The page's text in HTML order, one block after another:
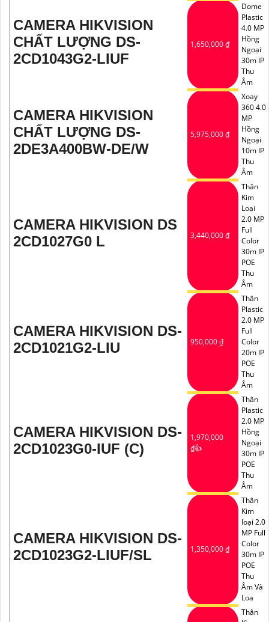
CAMERA HIKVISION
CHẤT LƯỢNG DS-
2CD1043G2-LIUF
1,650,000 ₫
Dome
Plastic
4.0 MP
Hồng
Ngoại
30m IP
Thu
Âm
CAMERA HIKVISION
CHẤT LƯỢNG DS-
2DE3A400BW-DE/W
5,975,000 ₫
Xoay
360 4.0
MP
Hồng
Ngoại
10m IP
Thu
Âm
CAMERA HIKVISION DS
2CD1027G0 L
3,440,000 ₫
Thân
Kim
Loại
2.0 MP
Full
Color
30m IP
POE
Thu
Âm
CAMERA HIKVISION DS-
2CD1021G2-LIU
950,000 ₫
Thân
Plastic
2.0 MP
Full
Color
20m IP
POE
Thu
Âm
CAMERA HIKVISION DS-
2CD1023G0-IUF (C)
1,970,000
₫👍
Thân
Plastic
2.0 MP
Hồng
Ngoại
30m IP
POE
Thu
Âm
CAMERA HIKVISION DS-
2CD1023G2-LIUF/SL
1,350,000 ₫
Thân
Kim
loại 2.0
MP Full
Color
30m IP
POE
Thu
Âm Và
Loa
Thân